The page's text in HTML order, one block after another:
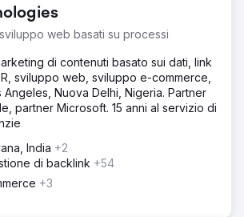
web basati su processi
di contenuti basato sui dati, link
sviluppo web, sviluppo e-commerce,
Angeles, Nuova Delhi, Nigeria. Partner
partner Microsoft. 15 anni al servizio di
India +2
di backlink +54
+3